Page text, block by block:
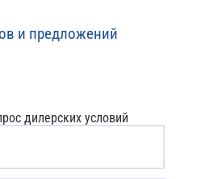
и предложений
дилерских условий